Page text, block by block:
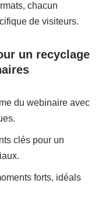
chacun
de visiteurs.
un recyclage
du webinaire avec
clés pour un
forts, idéals